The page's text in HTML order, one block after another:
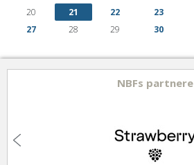
20
21 22 23
27
28 29 30
NBFs partnere